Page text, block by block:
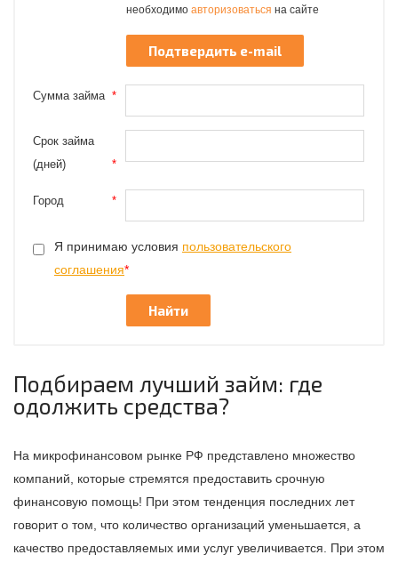
необходимо авторизоваться на сайте
Сумма займа *
Срок займа
(дней)
*
Город *
Я принимаю условия пользовательского
соглашения*
Подбираем лучший займ: где
одолжить средства?
На микрофинансовом рынке РФ представлено множество
компаний, которые стремятся предоставить срочную
финансовую помощь! При этом тенденция последних лет
говорит о том, что количество организаций уменьшается, а
качество предоставляемых ими услуг увеличивается. При этом